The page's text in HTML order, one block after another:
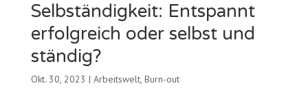
Selbständigkeit: Entspannt
erfolgreich oder selbst und
ständig?
Okt. 30, 2023 | Arbeitswelt, Burn-out